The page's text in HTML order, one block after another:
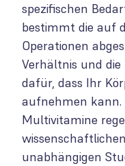
spezifischen
bestimmt die auf
Operationen
Verhältnis und die
dafür, dass Ihr
aufnehmen kann.
Multivitamine
unabhängigen